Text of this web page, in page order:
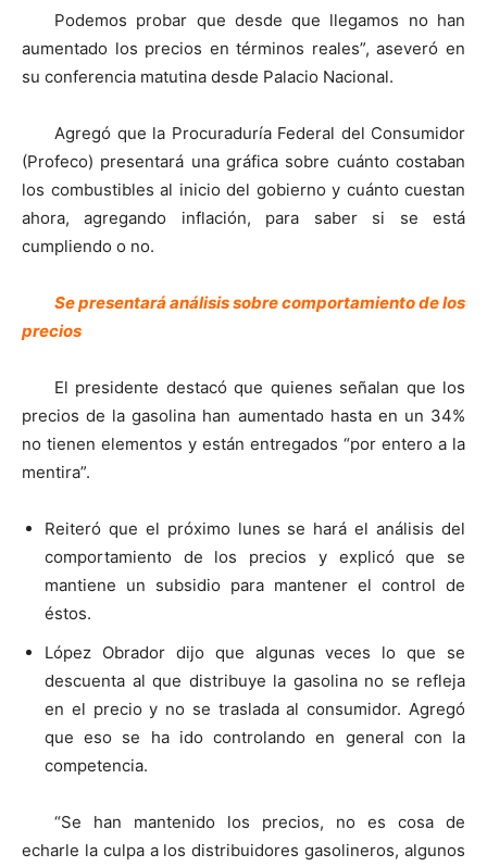
Podemos probar que desde que llegamos no han
aumentado los precios en términos reales”, aseveró en
su conferencia matutina desde Palacio Nacional.
Agregó que la Procuraduría Federal del Consumidor
(Profeco) presentará una gráfica sobre cuánto costaban
los combustibles al inicio del gobierno y cuánto cuestan
ahora, agregando inflación, para saber si se está
cumpliendo o no.
Se presentará análisis sobre comportamiento de los
precios
El presidente destacó que quienes señalan que los
precios de la gasolina han aumentado hasta en un 34%
no tienen elementos y están entregados “por entero a la
mentira”.
Reiteró que el próximo lunes se hará el análisis del
comportamiento de los precios y explicó que se
mantiene un subsidio para mantener el control de
éstos.
López Obrador dijo que algunas veces lo que se
descuenta al que distribuye la gasolina no se refleja
en el precio y no se traslada al consumidor. Agregó
que eso se ha ido controlando en general con la
competencia.
“Se han mantenido los precios, no es cosa de
echarle la culpa a los distribuidores gasolineros, algunos